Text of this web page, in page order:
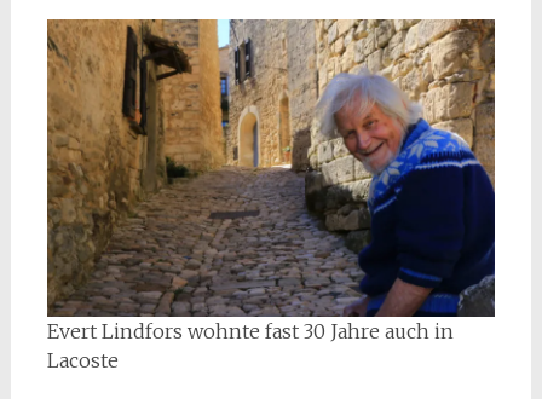
Evert Lindfors wohnte fast 30 Jahre auch in
Lacoste